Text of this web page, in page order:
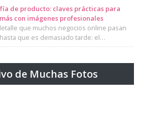
de producto: claves prácticas para
con imágenes profesionales
que muchos negocios online pasan
que es demasiado tarde: el…
de Muchas Fotos